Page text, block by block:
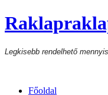
Legkisebb rendelhető
Főoldal